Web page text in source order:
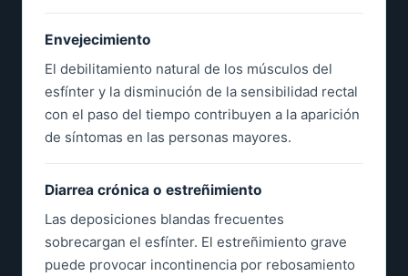
Envejecimiento
El debilitamiento natural de los músculos del
esfínter y la disminución de la sensibilidad rectal
con el paso del tiempo contribuyen a la aparición
de síntomas en las personas mayores.
Diarrea crónica o estreñimiento
Las deposiciones blandas frecuentes
sobrecargan el esfínter. El estreñimiento grave
puede provocar incontinencia por rebosamiento